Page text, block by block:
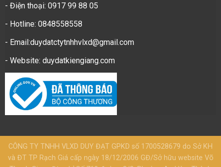
- Điện thoại: 0917 99 88 05
- Hotline: 0848558558
- Email:duydatctytnhhvlxd@gmail.com
- Website: duydatkiengiang.com
CÔNG TY TNHH VLXD DUY ĐẠT GPKD số 1700528679 do Sở KH
và ĐT TP Rạch Giá cấp ngày 18/12/2006 GĐ/Sở hữu website Võ